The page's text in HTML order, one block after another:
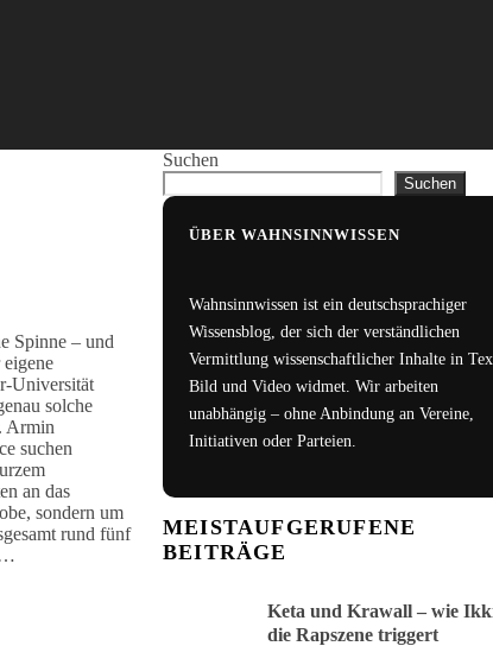
Spinne – und
Universität
solche
Armin
suchen
an das
sondern um
rund fünf
Suchen
Suchen
ÜBER WAHNSINNWISSEN
Wahnsinnwissen ist ein deutschsprachiger
Wissensblog, der sich der verständlichen
Vermittlung wissenschaftlicher Inhalte in
Bild und Video widmet. Wir arbeiten
unabhängig – ohne Anbindung an Vereine,
Initiativen oder Parteien.
MEISTAUFGERUFENE
BEITRÄGE
Keta und Krawall – wie
die Rapszene triggert